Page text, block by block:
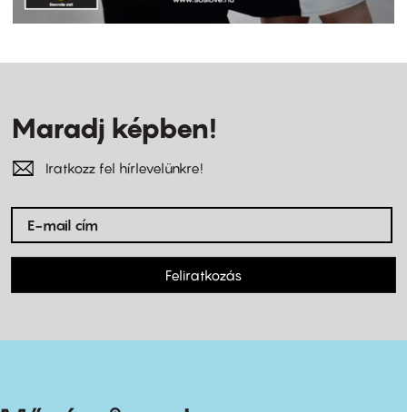
Maradj képben!
Iratkozz fel hírlevelünkre!
Feliratkozás